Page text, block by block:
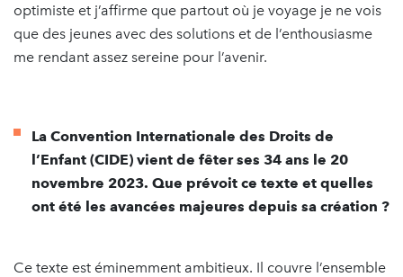
optimiste et j’affirme que partout où je voyage je ne vois
que des jeunes avec des solutions et de l’enthousiasme
me rendant assez sereine pour l’avenir.
La Convention Internationale des Droits de
l’Enfant (CIDE) vient de fêter ses 34 ans le 20
novembre 2023. Que prévoit ce texte et quelles
ont été les avancées majeures depuis sa création ?
Ce texte est éminemment ambitieux. Il couvre l’ensemble